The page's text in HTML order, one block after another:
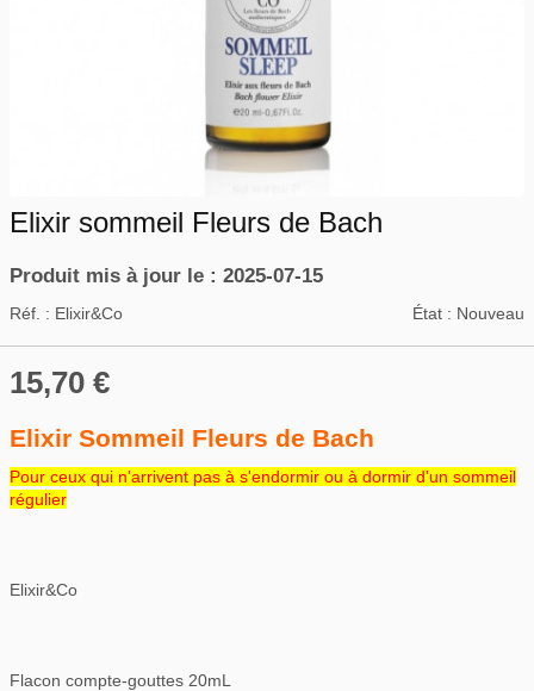
Elixir sommeil Fleurs de Bach
Produit mis à jour le : 2025-07-15
Réf. : Elixir&Co État : Nouveau
15,70 €
Elixir Sommeil Fleurs de Bach
Pour ceux qui n'arrivent pas à s'endormir ou à dormir d'un sommeil
régulier
Elixir&Co
Flacon compte-gouttes 20mL